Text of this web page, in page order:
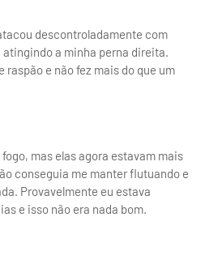
descontroladamente com
atingindo a minha perna direita.
raspão e não fez mais do que um
mas elas agora estavam mais
conseguia me manter flutuando e
Provavelmente eu estava
e isso não era nada bom.